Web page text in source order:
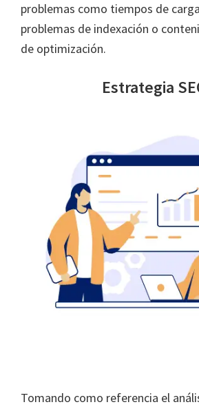
problemas como tiempos de
problemas de indexación o
de optimización.
Estrategia
Tomando como referencia el